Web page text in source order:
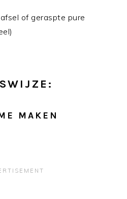
of geraspte pure
MAKEN